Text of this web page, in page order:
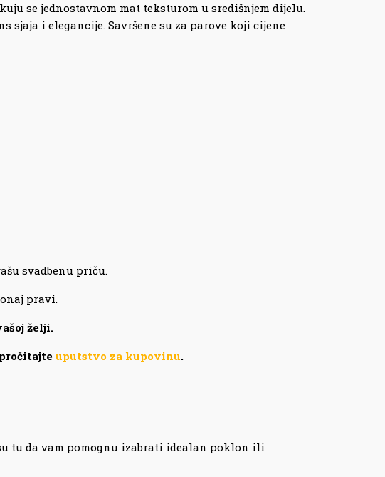
se jednostavnom mat teksturom u središnjem dijelu.
i elegancije. Savršene su za parove koji cijene
svadbenu priču.
pravi.
želji.
uputstvo za kupovinu.
tu da vam pomognu izabrati idealan poklon ili